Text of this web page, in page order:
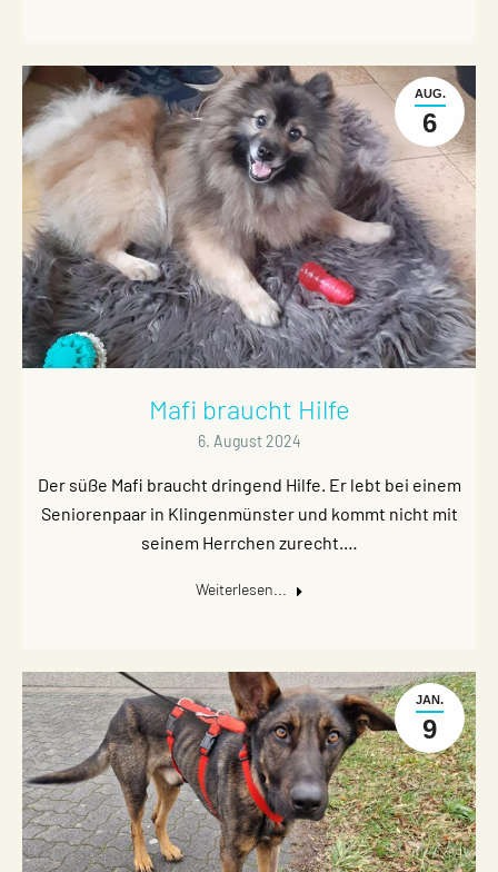
AUG.
6
Mafi braucht Hilfe
6. August 2024
Der süße Mafi braucht dringend Hilfe. Er lebt bei einem
Seniorenpaar in Klingenmünster und kommt nicht mit
seinem Herrchen zurecht.…
Weiterlesen...
JAN.
9